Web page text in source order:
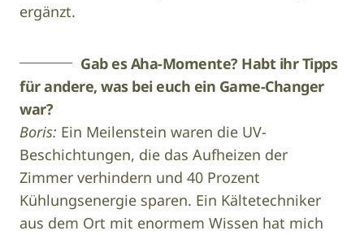
ergänzt.
Gab es Aha-Momente? Habt ihr Tipps
für andere, was bei euch ein Game-Changer
war?
Boris: Ein Meilenstein waren die UV-
Beschichtungen, die das Aufheizen der
Zimmer verhindern und 40 Prozent
Kühlungsenergie sparen. Ein Kältetechniker
aus dem Ort mit enormem Wissen hat mich